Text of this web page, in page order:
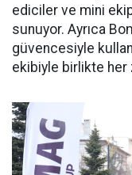
ediciler ve mini
sunuyor. Ayrıca
güvencesiyle
ekibiyle birlikte her